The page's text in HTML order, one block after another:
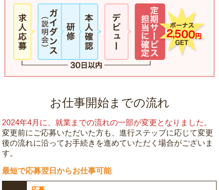
お仕事開始までの流れ
2024年4月に、就業までの流れの一部が変更となりました。
変更前にご応募いただいた方も、進行ステップに応じて変更
後の流れに沿ってお手続きを進めていただく場合がございま
す。
最短で応募翌日からお仕事可能